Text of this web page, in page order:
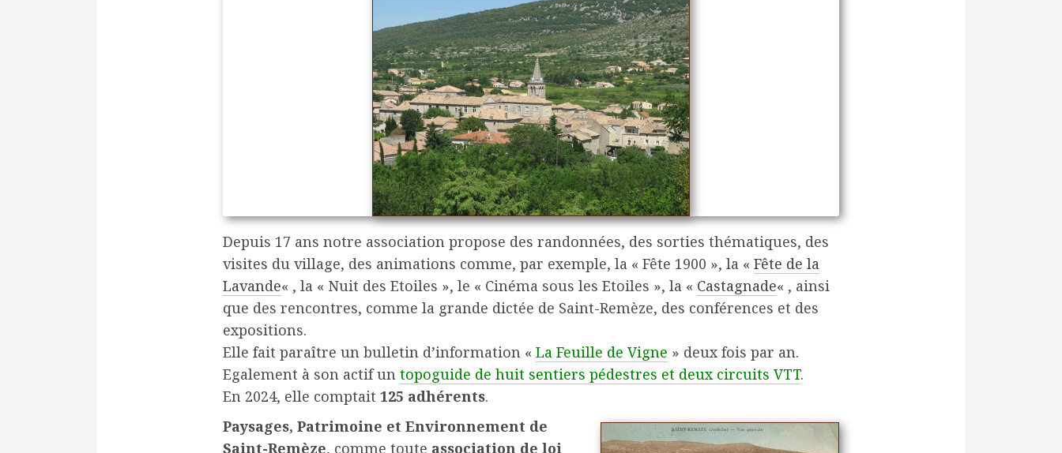
Depuis 17 ans notre association propose des randonnées, des sorties thématiques, des
visites du village, des animations comme, par exemple, la « Fête 1900 », la « Fête de la
Lavande« , la « Nuit des Etoiles », le « Cinéma sous les Etoiles », la « Castagnade« , ainsi
que des rencontres, comme la grande dictée de Saint-Remèze, des conférences et des
expositions.
Elle fait paraître un bulletin d’information « La Feuille de Vigne » deux fois par an.
Egalement à son actif un topoguide de huit sentiers pédestres et deux circuits VTT.
En 2024, elle comptait 125 adhérents.
Paysages, Patrimoine et Environnement de
Saint-Remèze, comme toute association de loi